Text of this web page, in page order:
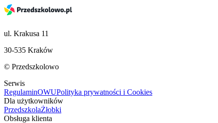
ul. Krakusa 11
30-535 Kraków
© Przedszkolowo
Serwis
RegulaminOWUPolityka prywatności i Cookies
Dla użytkowników
PrzedszkolaŻłobki
Obsługa klienta